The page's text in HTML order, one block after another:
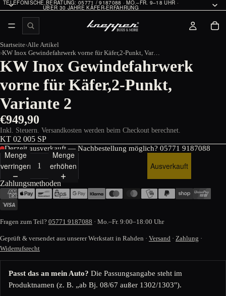
TELEFONISCHE BERATUNG: 05771 / 9187088 · MO.–FR. 9–18 UHR ·
ÜBER 30 JAHRE KÄFER-ERFAHRUNG
Startseite Alle Artikel
KW Inox Gewindefahrwerk vorne für Käfer,2-Punkt, Variante 2
KW Inox Gewindefahrwerk
vorne für Käfer,2-Punkt,
Variante 2
€949,90
Inkl. Steuern. Versandkosten werden beim Checkout berechnet.
KT 02 005 SP
Derzeit ausverkauft — Nachbestellung möglich? 05771 9187088
Menge
verringern
Menge
erhöhen
Ausverkauft
Zahlungsmethoden
Fragen zum Teil? 05771 9187088 · Mo.–Fr. 9:00–18:00 Uhr
Geprüft & versendet aus unserer Werkstatt in Rahden · Versand · Zahlung ·
Widerrufsrecht
Passt das an mein Auto? Die Passungsangabe steht im
Produktnamen (z. B. „ab Bj. 08/67 außer 1302/1303").